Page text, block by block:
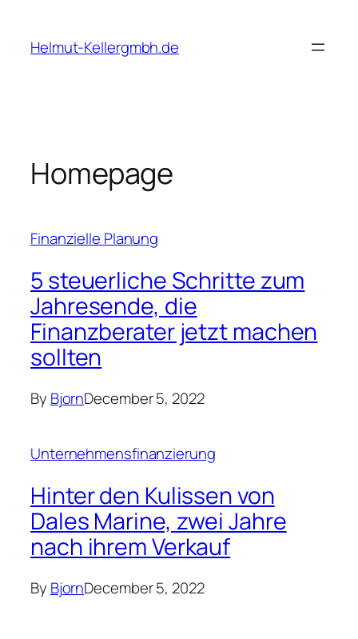
content
Helmut-Kellergmbh.de
Homepage
Finanzielle Planung
5 steuerliche Schritte zum
Jahresende, die
Finanzberater jetzt machen
sollten
By BjornDecember 5, 2022
Unternehmensfinanzierung
Hinter den Kulissen von
Dales Marine, zwei Jahre
nach ihrem Verkauf
By BjornDecember 5, 2022